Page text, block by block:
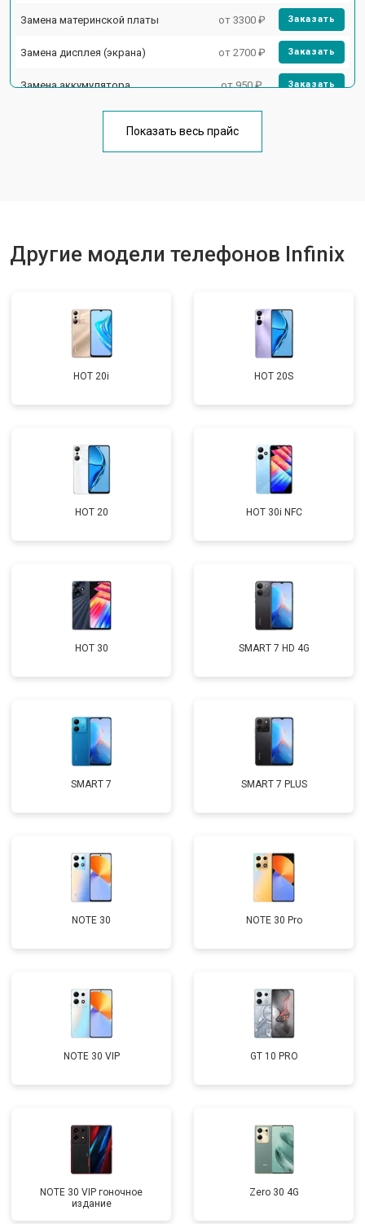
Замена материнской платы от 3300 ₽ Заказать
Замена дисплея (экрана) от 2700 ₽ Заказать
Замена аккумулятора от 950 ₽ Заказать
Ремонт цепи питания от 3200 ₽
Показать весь прайс
Другие модели телефонов Infinix
HOT 20i HOT 20S
HOT 20 HOT 30i NFC
HOT 30 SMART 7 HD 4G
SMART 7 SMART 7 PLUS
NOTE 30 NOTE 30 Pro
NOTE 30 VIP GT 10 PRO
NOTE 30 VIP гоночное
издание
Zero 30 4G